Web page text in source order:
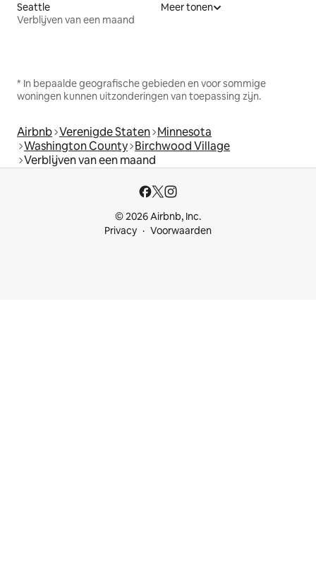
Seattle
Verblijven van een maand
Meer tonen
* In bepaalde geografische gebieden en voor sommige
woningen kunnen uitzonderingen van toepassing zijn.
Airbnb Verenigde Staten Minnesota
Washington County Birchwood Village
Verblijven van een maand
© 2026 Airbnb, Inc.
Privacy
Voorwaarden